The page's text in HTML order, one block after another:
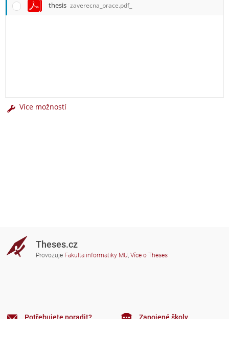
thesis zaverecna_prace.pdf_
Více možností
Theses.cz
Provozuje Fakulta informatiky MU, Více o Theses
Potřebujete poradit? Zapojené školy